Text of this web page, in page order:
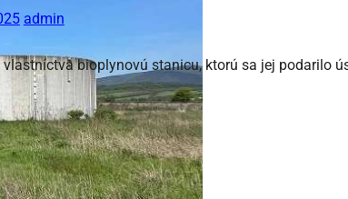
admin
bioplynovú stanicu, ktorú sa jej podarilo